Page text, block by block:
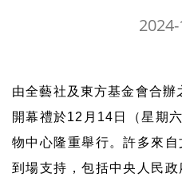
由全藝社及東方基金會合辦
開幕禮於12 月 14 日（星期
物中心隆重舉行。許多來
到場支持，包括中央人民